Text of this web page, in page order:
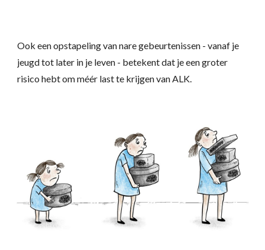
Ook een opstapeling van nare gebeurtenissen - vanaf je
jeugd tot later in je leven - betekent dat je een groter
risico hebt om méér last te krijgen van ALK.